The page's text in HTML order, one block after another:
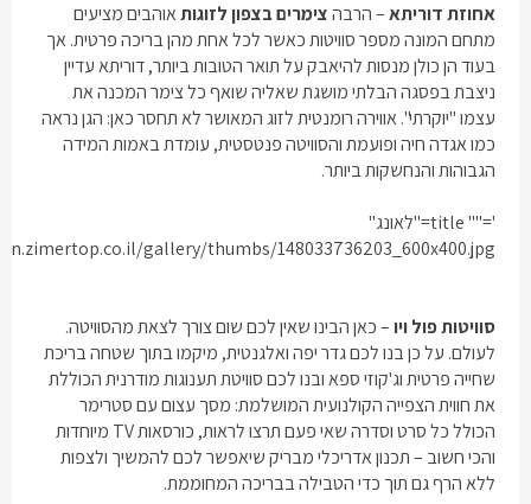
אחוזת דוריתא– הרבהצימרים בצפון לזוגותאוהבים מציעים
מתחם המונה מספר סוויטות כאשר לכל אחת מהן בריכה פרטית. אך
בעוד הן כולן מנסות להיאבק על תואר הטובות ביותר, דוריתא עדיין
ניצבת בפסגה הבלתי מושגת שאליה שואף כל צימר המכנה את
עצמו "יוקרתי". אווירה רומנטית לזוג המאושר לא תחסר כאן: הגן נראה
כמו אגדה חיה ופועמת והסוויטה פנטסטית, עומדת באמות המידה
הגבוהות והנחשקות ביותר.
'="" title="לאונג"
gallery/thumbs/148033736203_600x400.jpg">
סוויטות פול ויו– כאן הבינו שאין לכם שום צורך לצאת מהסוויטה.
לעולם. על כן בנו לכם גדר יפה ואלגנטית, מיקמו בתוך שטחה בריכת
שחייה פרטית וג'קוזי ספא ובנו לכם סוויטת תענוגות מודרנית הכוללת
את חווית הצפייה הקולנועית המושלמת: מסך עצום עם סטרימר
הכולל כל סרט וסדרה שאי פעם תרצו לראות, כורסאותTV מיוחדות
והכי חשוב – תכנון אדריכלי מבריק שיאפשר לכם להמשיך ולצפות
ללא הרף גם תוך כדי הטבילה בבריכה המחוממת.